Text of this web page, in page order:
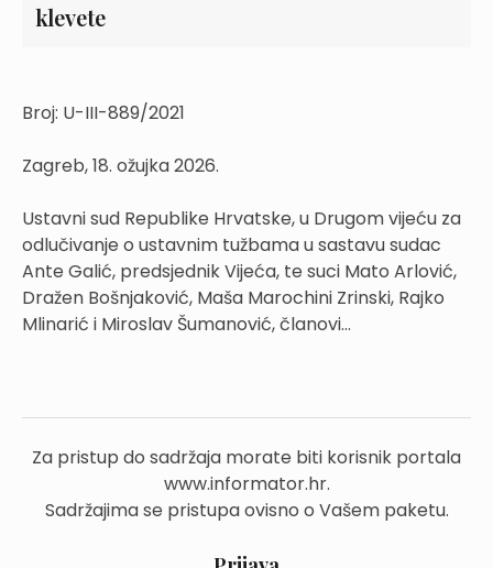
klevete
Broj: U-III-889/2021
Zagreb, 18. ožujka 2026.
Ustavni sud Republike Hrvatske, u Drugom vijeću za
odlučivanje o ustavnim tužbama u sastavu sudac
Ante Galić, predsjednik Vijeća, te suci Mato Arlović,
Dražen Bošnjaković, Maša Marochini Zrinski, Rajko
Mlinarić i Miroslav Šumanović, članovi...
Za pristup do sadržaja morate biti korisnik portala
www.informator.hr.
Sadržajima se pristupa ovisno o Vašem paketu.